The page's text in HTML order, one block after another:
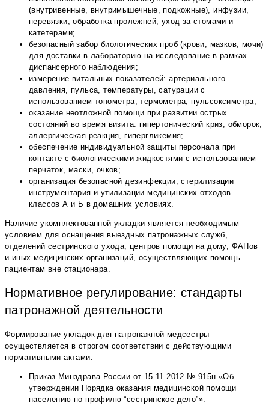
(внутривенные, внутримышечные, подкожные), инфузии,
перевязки, обработка пролежней, уход за стомами и
катетерами;
безопасный забор биологических проб (крови, мазков, мочи)
для доставки в лабораторию на исследование в рамках
диспансерного наблюдения;
измерение витальных показателей: артериального
давления, пульса, температуры, сатурации с
использованием тонометра, термометра, пульсоксиметра;
оказание неотложной помощи при развитии острых
состояний во время визита: гипертонический криз, обморок,
аллергическая реакция, гипергликемия;
обеспечение индивидуальной защиты персонала при
контакте с биологическими жидкостями с использованием
перчаток, маски, очков;
организация безопасной дезинфекции, стерилизации
инструментария и утилизации медицинских отходов
классов А и Б в домашних условиях.
Наличие укомплектованной укладки является необходимым
условием для оснащения выездных патронажных служб,
отделений сестринского ухода, центров помощи на дому, ФАПов
и иных медицинских организаций, осуществляющих помощь
пациентам вне стационара.
Нормативное регулирование: стандарты
патронажной деятельности
Формирование укладок для патронажной медсестры
осуществляется в строгом соответствии с действующими
нормативными актами:
Приказ Минздрава России от 15.11.2012 № 915н «Об
утверждении Порядка оказания медицинской помощи
населению по профилю “сестринское дело”».